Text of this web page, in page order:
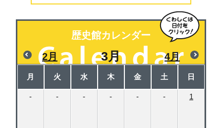
歴史館カレンダー
2月
3月 4月
月 火 水 木 金 土 日
- - - - - - 1